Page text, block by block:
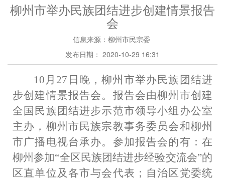
柳州市举办民族团结进步创建情景报告
会
信息来源：柳州市民宗委
发布日期： 2020-10-29 16:31
10月 27日晚，柳州市举办民族团结进
步创建情景报告会。 报告会由柳州市创建
全国民族团结进步示范市领导小组办公室
主办 ， 柳州市民族宗教事务委员会和柳州
市广播电视台承办。 参加报告会的有：在
柳州参加“全区民族团结进步经验交流会”的
区直单位及各市与会代表；自治区党委统